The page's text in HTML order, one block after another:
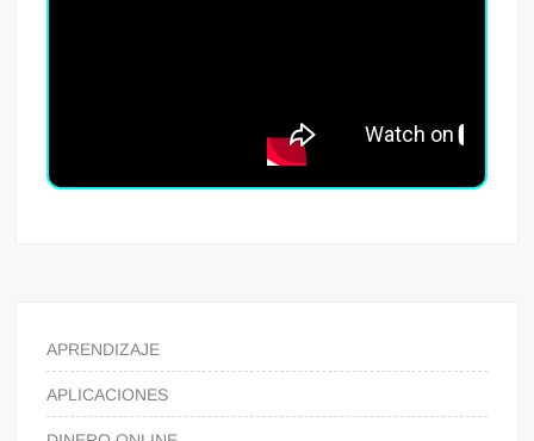
APRENDIZAJE
APLICACIONES